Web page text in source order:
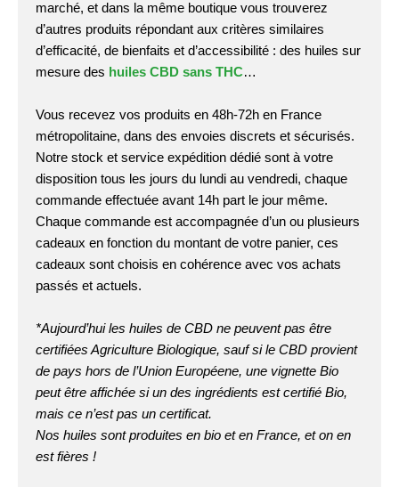
marché, et dans la même boutique vous trouverez
d’autres produits répondant aux critères similaires
d’efficacité, de bienfaits et d’accessibilité : des huiles sur
mesure des huiles CBD sans THC…
Vous recevez vos produits en 48h-72h en France
métropolitaine, dans des envoies discrets et sécurisés.
Notre stock et service expédition dédié sont à votre
disposition tous les jours du lundi au vendredi, chaque
commande effectuée avant 14h part le jour même.
Chaque commande est accompagnée d’un ou plusieurs
cadeaux en fonction du montant de votre panier, ces
cadeaux sont choisis en cohérence avec vos achats
passés et actuels.
*Aujourd’hui les huiles de CBD ne peuvent pas être
certifiées Agriculture Biologique, sauf si le CBD provient
de pays hors de l’Union Européene, une vignette Bio
peut être affichée si un des ingrédients est certifié Bio,
mais ce n’est pas un certificat.
Nos huiles sont produites en bio et en France, et on en
est fières !